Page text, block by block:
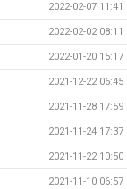
2022-02-07 11:41
2022-02-02 08:11
2022-01-20 15:17
2021-12-22 06:45
2021-11-28 17:59
2021-11-24 17:37
2021-11-22 10:50
2021-11-10 06:57